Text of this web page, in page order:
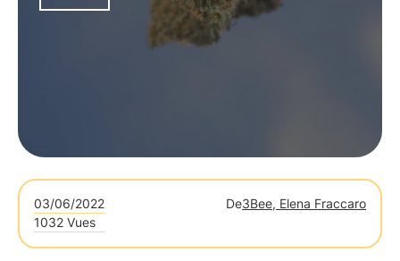
03/06/2022 De3Bee, Elena Fraccaro
1032 Vues